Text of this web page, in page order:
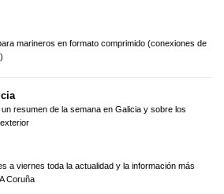
marineros en formato comprimido (conexiones de
resumen de la semana en Galicia y sobre los
a viernes toda la actualidad y la información más
Coruña